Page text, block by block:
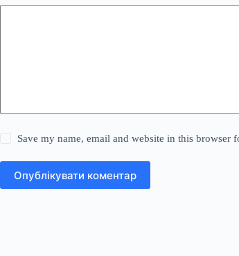
Save my name, email and website in this browser
Опублікувати коментар